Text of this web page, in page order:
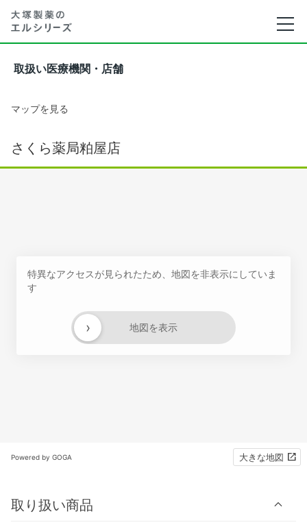
取扱い医療機関・店舗
マップを見る
さくら薬局粕屋店
特異なアクセスが見られたため、地図を非表示にしていま
す
地図を表示
›
Powered by GOGA 大きな地図
取り扱い商品